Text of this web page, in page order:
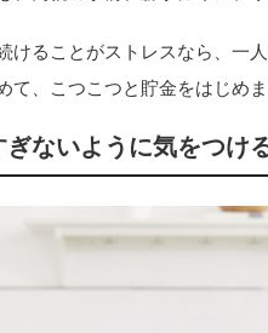
けることがストレスなら、一
、こつこつと貯金をはじめま
ないように気をつけ